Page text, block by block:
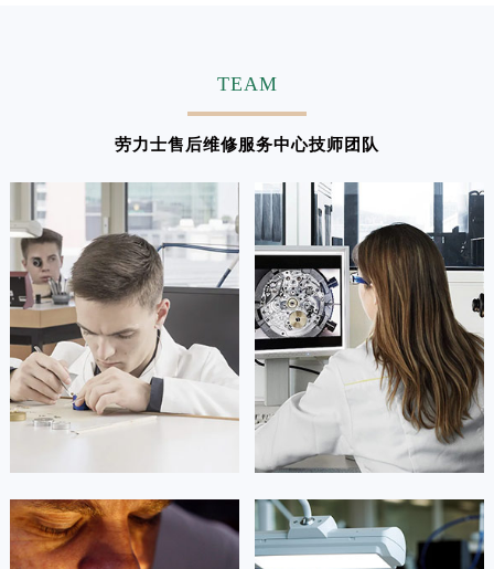
TEAM
劳力士售后维修服务中心技师团队
凯罗尔·切尔西
资深劳力士技师
达芙妮·克劳迪娅
资深劳力士技师